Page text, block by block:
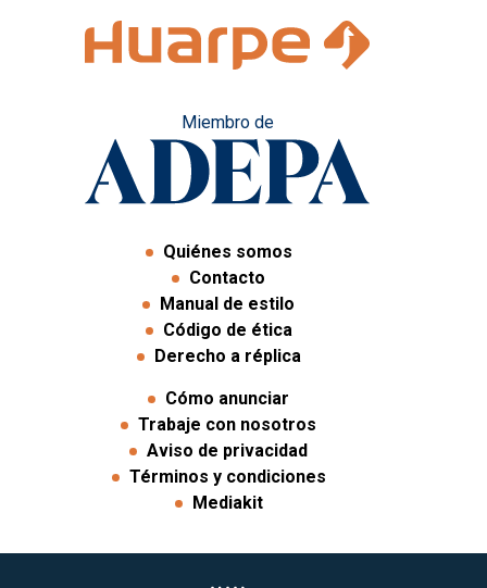
Miembro de
Quiénes somos
Contacto
Manual de estilo
Código de ética
Derecho a réplica
Cómo anunciar
Trabaje con nosotros
Aviso de privacidad
Términos y condiciones
Mediakit